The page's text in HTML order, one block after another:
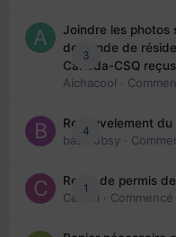
3
Joindre les photos
demande de
Canada-CSQ reçus
Aichacool ·
4
Renouvelement
babibubsy ·
1
Refus de permis
Cedbri · Commencé